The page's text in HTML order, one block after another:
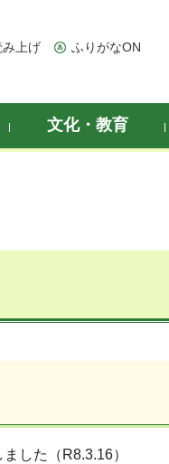
上げ ふりがなON
文化・教育
した（R8.3.16）